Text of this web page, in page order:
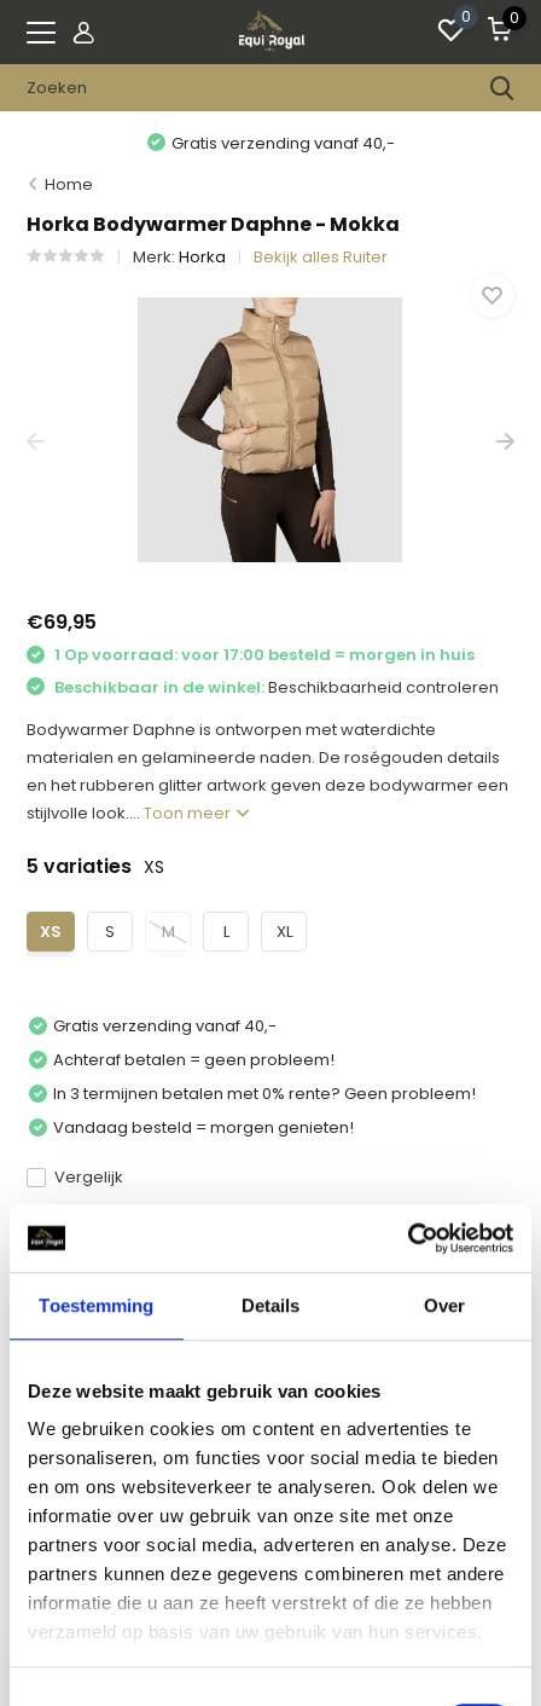
Toestemming Details Over
Deze website maakt gebruik van cookies
We gebruiken cookies om content en advertenties te
personaliseren, om functies voor social media te bieden
en om ons websiteverkeer te analyseren. Ook delen we
informatie over uw gebruik van onze site met onze
partners voor social media, adverteren en analyse. Deze
partners kunnen deze gegevens combineren met andere
informatie die u aan ze heeft verstrekt of die ze hebben
verzameld op basis van uw gebruik van hun services.
0 0
Gratis verzending vanaf 40,-
Home
Horka Bodywarmer Daphne - Mokka
Merk:Horka Bekijk alles Ruiter
€69,95
1 Op voorraad: voor 17:00 besteld = morgen in huis
Beschikbaar in de winkel:Beschikbaarheid controleren
Bodywarmer Daphne is ontworpen met waterdichte
materialen en gelamineerde naden. De roségouden details
en het rubberen glitter artwork geven deze bodywarmer een
stijlvolle look....Toon meer
5 variaties XS
XS S M L XL
Gratis verzending vanaf 40,-
Achteraf betalen = geen probleem!
In 3 termijnen betalen met 0% rente? Geen probleem!
Vandaag besteld = morgen genieten!
Vergelijk
Reviews
Delen
Recent bekeken